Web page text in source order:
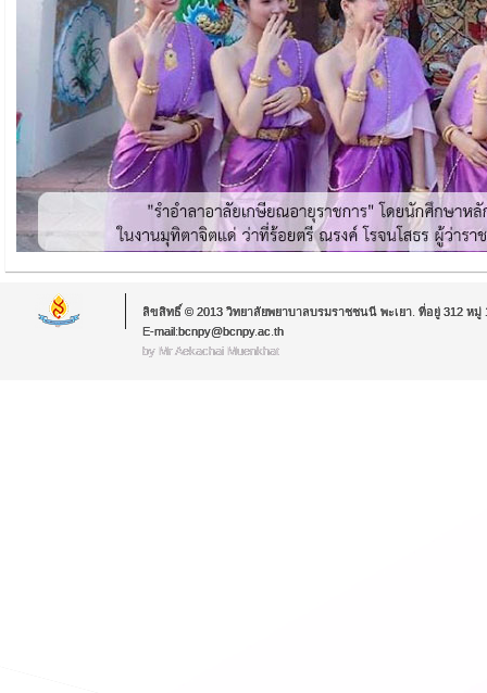
ลิขสิทธิ์ © 2013 วิทยาลัยพยาบาลบรมราชชนนี พะเยา. ที่อยู่ 312 หมู่
E-mail:bcnpy@bcnpy.ac.th
by Mr.Aekachai Muenkhat